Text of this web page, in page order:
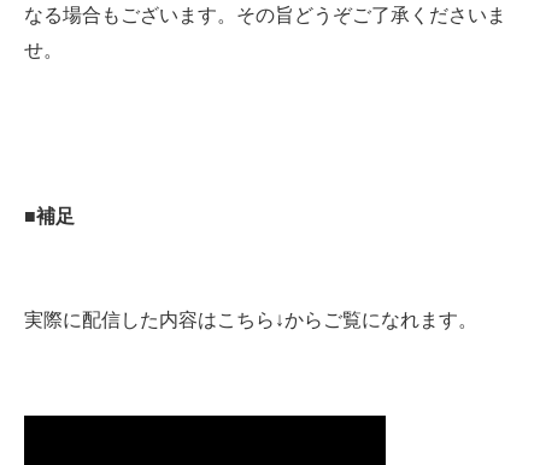
なる場合もございます。その旨どうぞご了承くださいま
せ。
■補足
実際に配信した内容はこちら↓からご覧になれます。